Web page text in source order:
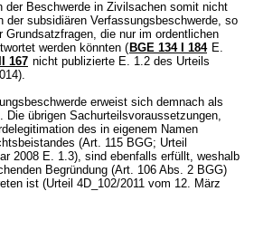
der Beschwerde in Zivilsachen somit nicht
der subsidiären Verfassungsbeschwerde, so
Grundsatzfragen, die nur im ordentlichen
werden könnten ( BGE 134 I 184 E.
167 nicht publizierte E. 1.2 des Urteils
erweist sich demnach als
übrigen Sachurteilsvoraussetzungen,
des in eigenem Namen
(Art. 115 BGG; Urteil
2008 E. 1.3), sind ebenfalls erfüllt, weshalb
Begründung (Art. 106 Abs. 2 BGG)
ist (Urteil 4D_102/2011 vom 12. März